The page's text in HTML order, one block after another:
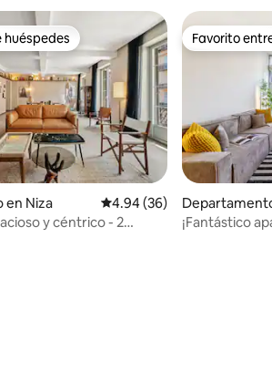
5; 68 evaluaciones
huéspedes
huéspedes
en Niza Calificación promedio:
4.94 (36)
y céntrico - 2
Favorito
Favorito
¡Fantástico